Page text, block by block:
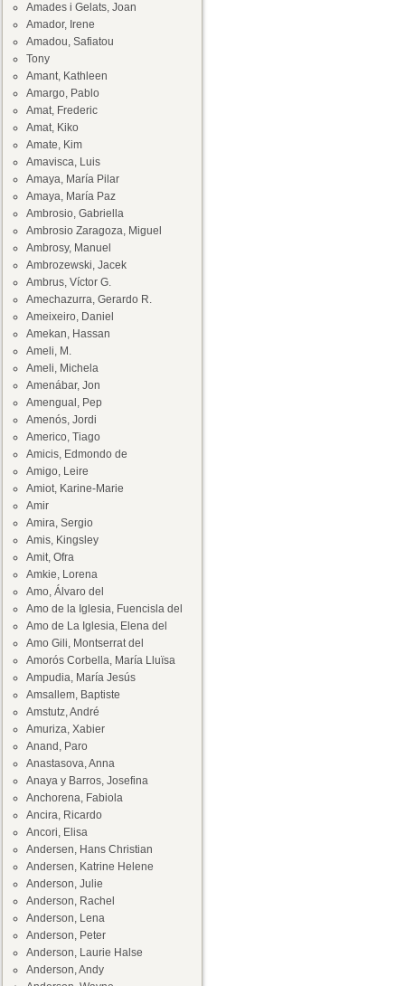
Amades i Gelats, Joan
Amador, Irene
Amadou, Safiatou
Tony
Amant, Kathleen
Amargo, Pablo
Amat, Frederic
Amat, Kiko
Amate, Kim
Amavisca, Luis
Amaya, María Pilar
Amaya, María Paz
Ambrosio, Gabriella
Ambrosio Zaragoza, Miguel
Ambrosy, Manuel
Ambrozewski, Jacek
Ambrus, Víctor G.
Amechazurra, Gerardo R.
Ameixeiro, Daniel
Amekan, Hassan
Ameli, M.
Ameli, Michela
Amenábar, Jon
Amengual, Pep
Amenós, Jordi
Americo, Tiago
Amicis, Edmondo de
Amigo, Leire
Amiot, Karine-Marie
Amir
Amira, Sergio
Amis, Kingsley
Amit, Ofra
Amkie, Lorena
Amo, Álvaro del
Amo de la Iglesia, Fuencisla del
Amo de La Iglesia, Elena del
Amo Gili, Montserrat del
Amorós Corbella, María Lluïsa
Ampudia, María Jesús
Amsallem, Baptiste
Amstutz, André
Amuriza, Xabier
Anand, Paro
Anastasova, Anna
Anaya y Barros, Josefina
Anchorena, Fabiola
Ancira, Ricardo
Ancori, Elisa
Andersen, Hans Christian
Andersen, Katrine Helene
Anderson, Julie
Anderson, Rachel
Anderson, Lena
Anderson, Peter
Anderson, Laurie Halse
Anderson, Andy